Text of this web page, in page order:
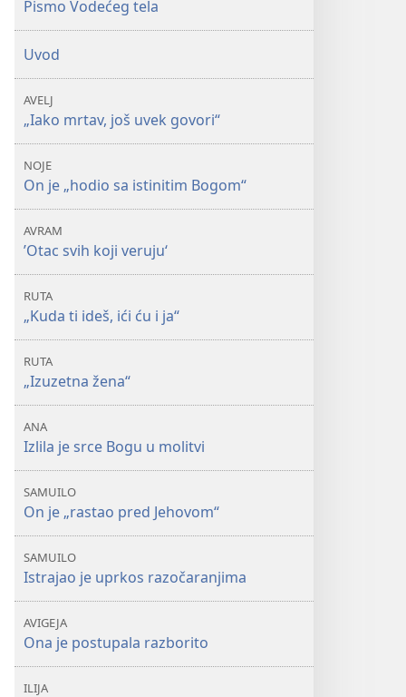
Pismo Vodećeg tela
Uvod
AVELJ
„Iako mrtav, još uvek govori“
NOJE
On je „hodio sa istinitim Bogom“
AVRAM
’Otac svih koji veruju‘
RUTA
„Kuda ti ideš, ići ću i ja“
RUTA
„Izuzetna žena“
ANA
Izlila je srce Bogu u molitvi
SAMUILO
On je „rastao pred Jehovom“
SAMUILO
Istrajao je uprkos razočaranjima
AVIGEJA
Ona je postupala razborito
ILIJA